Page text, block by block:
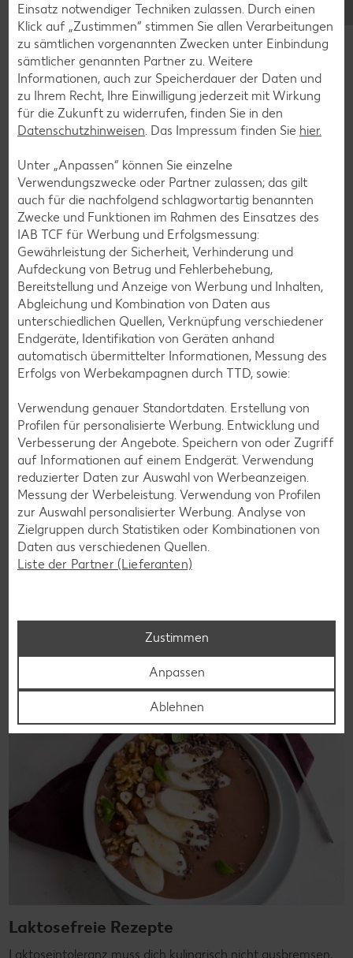
Smoothie-Rezepte
Bowle-Rezepte
Cocktail-Rezepte
Avocado-Rezepte
Erdbeer-Rezepte
Blaubeer-Rezepte
Bananen-Rezepte
Zurück zu allen Rezepten
Glutenfreie Rezepte
Wer auf Gluten verzichtet, muss nicht automatisch auf
Rezepte entdecken
Laktosefreie Rezepte
Laktoseintoleranz muss dich kulinarisch nicht ausbremsen,
Einsatz notwendiger Techniken zulassen. Durch einen
Klick auf „Zustimmen“ stimmen Sie allen Verarbeitungen
zu sämtlichen vorgenannten Zwecken unter Einbindung
sämtlicher genannten Partner zu. Weitere
Informationen, auch zur Speicherdauer der Daten und
zu Ihrem Recht, Ihre Einwilligung jederzeit mit Wirkung
für die Zukunft zu widerrufen, finden Sie in den
Datenschutzhinweisen. Das Impressum finden Sie hier.
Unter „Anpassen“ können Sie einzelne
Verwendungszwecke oder Partner zulassen; das gilt
auch für die nachfolgend schlagwortartig benannten
Zwecke und Funktionen im Rahmen des Einsatzes des
IAB TCF für Werbung und Erfolgsmessung:
Gewährleistung der Sicherheit, Verhinderung und
Aufdeckung von Betrug und Fehlerbehebung,
Bereitstellung und Anzeige von Werbung und Inhalten,
Abgleichung und Kombination von Daten aus
unterschiedlichen Quellen, Verknüpfung verschiedener
Endgeräte, Identifikation von Geräten anhand
automatisch übermittelter Informationen, Messung des
Erfolgs von Werbekampagnen durch TTD, sowie:
Verwendung genauer Standortdaten. Erstellung von
Profilen für personalisierte Werbung. Entwicklung und
Verbesserung der Angebote. Speichern von oder Zugriff
auf Informationen auf einem Endgerät. Verwendung
reduzierter Daten zur Auswahl von Werbeanzeigen.
Messung der Werbeleistung. Verwendung von Profilen
zur Auswahl personalisierter Werbung. Analyse von
Zielgruppen durch Statistiken oder Kombinationen von
Daten aus verschiedenen Quellen.
Liste der Partner (Lieferanten)
Zustimmen
Anpassen
Ablehnen